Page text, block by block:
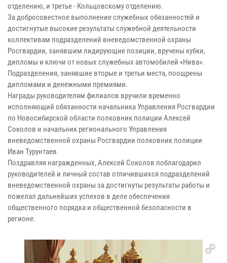
отделению, и третье - Кольцовскому отделению.
За добросовестное выполнение служебных обязанностей и
достигнутые высокие результаты служебной деятельности
коллективам подразделений вневедомственной охраны
Росгвардии, занявшим лидирующие позиции, вручены кубки,
дипломы и ключи от новых служебных автомобилей «Нива».
Подразделения, занявшие вторые и третьи места, поощрены
дипломами и денежными премиями.
Награды руководителям филиалов вручили временно
исполняющий обязанности начальника Управления Росгвардии
по Новосибирской области полковник полиции Алексей
Соколов и начальник регионального Управления
вневедомственной охраны Росгвардии полковник полиции
Иван Турунтаев.
Поздравляя награжденных, Алексей Соколов поблагодарил
руководителей и личный состав отличившихся подразделений
вневедомственной охраны за достигнуты результаты работы и
пожелал дальнейших успехов в деле обеспечения
общественного порядка и общественной безопасности в
регионе.